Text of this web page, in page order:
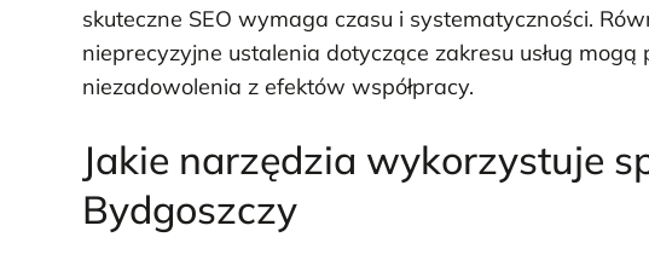
skuteczne SEO wymaga czasu i systematyczności.
nieprecyzyjne ustalenia dotyczące zakresu usług
niezadowolenia z efektów współpracy.
Jakie narzędzia wykorzystuje
Bydgoszczy